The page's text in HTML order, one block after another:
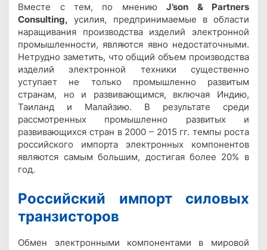
Вместе с тем, по мнениюJ’son & Partners
Consulting, усилия, предпринимаемые в области
наращивания производства изделий электронной
промышленности, являются явно недостаточными.
Нетрудно заметить, что общий объем производства
изделий электронной техники существенно
уступает не только промышленно развитым
странам, но и развивающимся, включая Индию,
Таиланд и Малайзию. В результате среди
рассмотренных промышленно развитых и
развивающихся стран в 2000 – 2015 гг. темпы роста
российского импорта электронных компонентов
являются самым большим, достигая более 20% в
год.
Российский импорт силовых
транзисторов
Обмен электронными компонентами в мировой